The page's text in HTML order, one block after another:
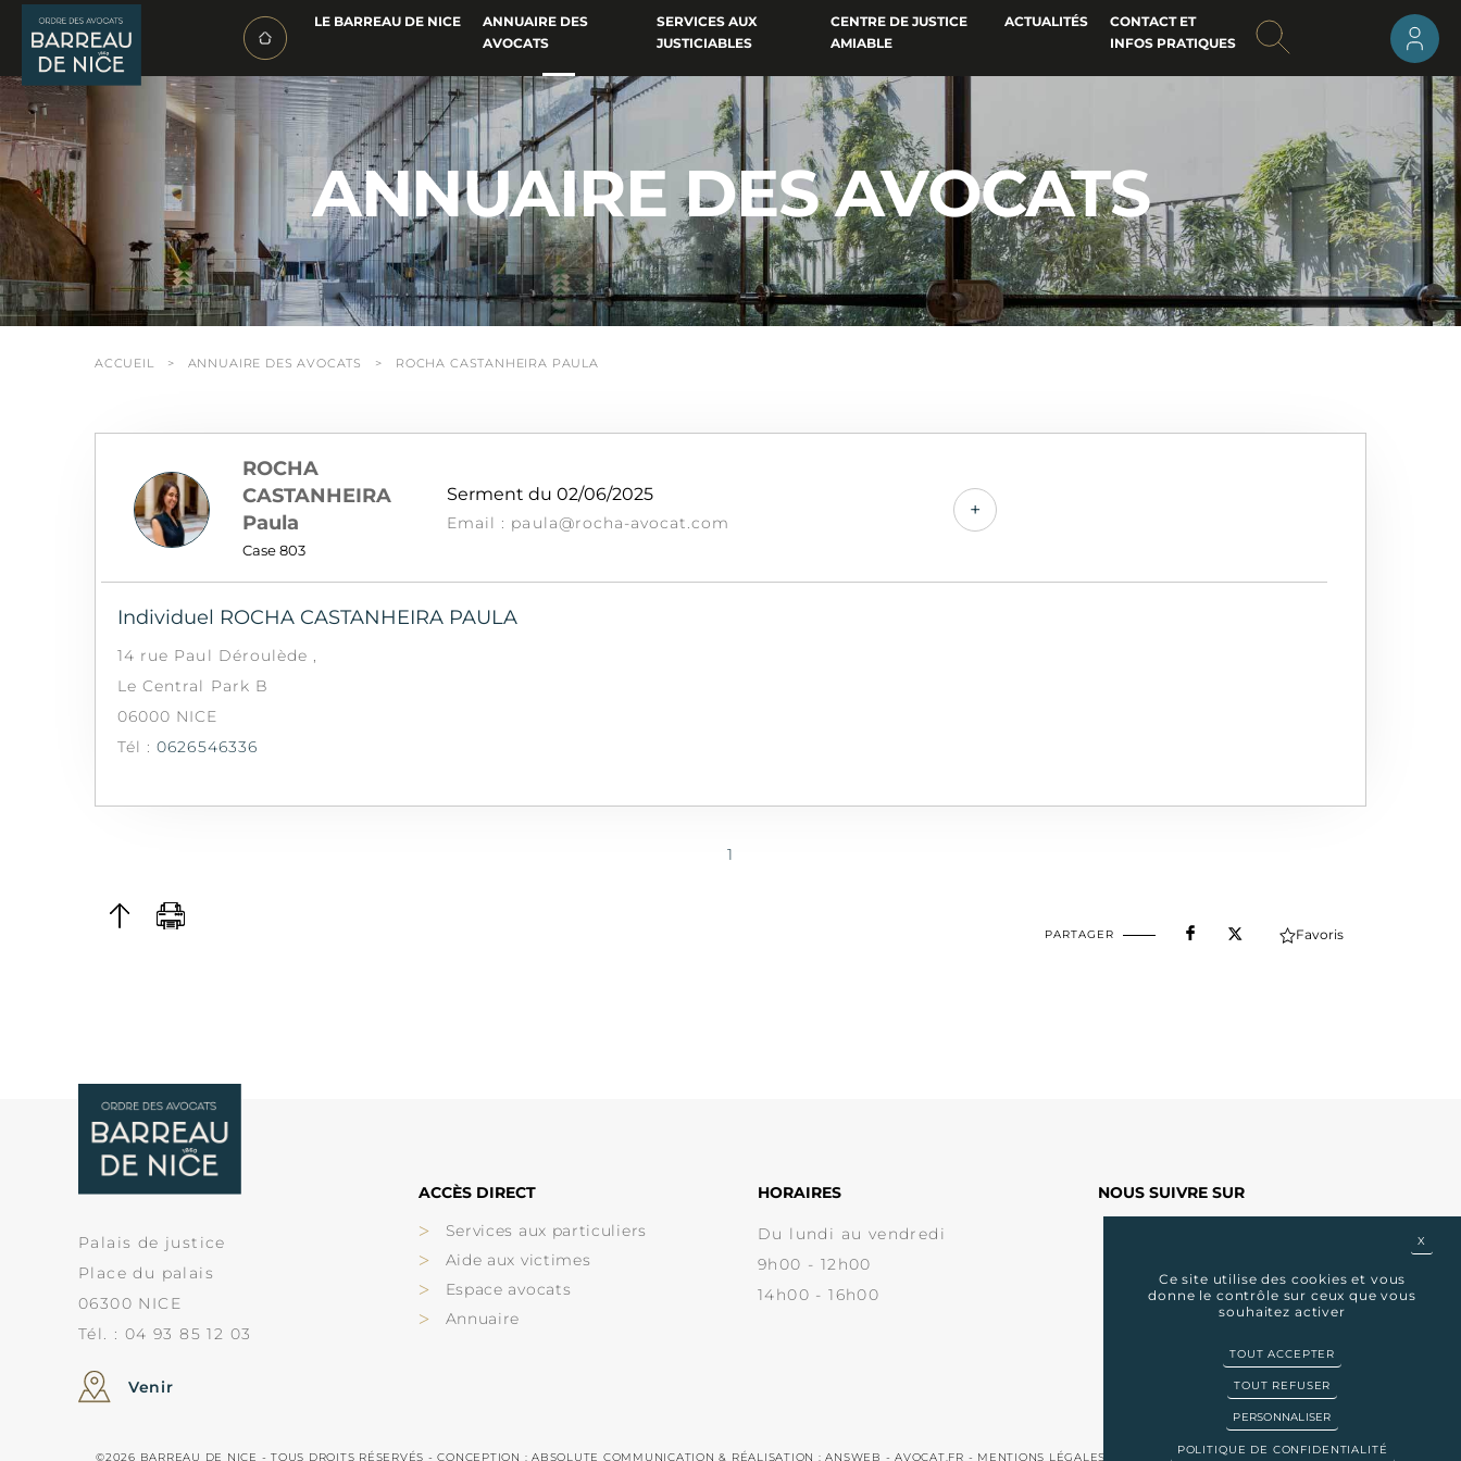
Panneau de gestion des cookies
Ce site utilise des cookies et vous
donne le contrôle sur ceux que vous
souhaitez activer
TOUT ACCEPTER
TOUT REFUSER
PERSONNALISER
POLITIQUE DE CONFIDENTIALITÉ
X
LE BARREAU DE NICE
ANNUAIRE DES
AVOCATS
SERVICES AUX
JUSTICIABLES
CENTRE DE JUSTICE
AMIABLE
ACTUALITÉS
CONTACT ET
INFOS PRATIQUES
ANNUAIRE DES AVOCATS
ACCUEIL ANNUAIRE DES AVOCATS ROCHA CASTANHEIRA PAULA
ROCHA
CASTANHEIRA
Paula
Case 803
Serment du 02/06/2025
Email : paula@rocha-avocat.com
+
Individuel ROCHA CASTANHEIRA PAULA
14 rue Paul Déroulède ,
Le Central Park B
06000 NICE
Tél :0626546336
1
PARTAGER Favoris
Palais de justice
Place du palais
06300 NICE
Tél. : 04 93 85 12 03
Venir
ACCÈS DIRECT
Services aux particuliers
Aide aux victimes
Espace avocats
Annuaire
HORAIRES
Du lundi au vendredi
9h00 - 12h00
14h00 - 16h00
NOUS SUIVRE SUR
©2026 BARREAU DE NICE - TOUS DROITS RÉSERVÉS - CONCEPTION : ABSOLUTE COMMUNICATION & RÉALISATION : ANSWEB -AVOCAT.FR - MENTIONS LÉGALES PLAN DU SITE -GESTION DES COOKIES